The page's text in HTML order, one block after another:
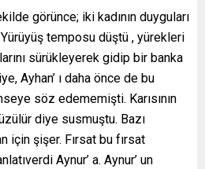
görünce; iki kadının duyguları
temposu düştü , yürekleri
sürükleyerek gidip bir banka
Ayhan’ ı daha önce de bu
söz edememişti. Karısının
diye susmuştu. Bazı
için şişer. Fırsat bu fırsat
Aynur’ a. Aynur’ un